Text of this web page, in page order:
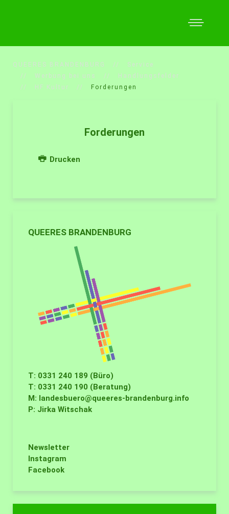
QUEERES BRANDENBURG
Service
Werbung bei uns
Handlungsfelder
HF Kultur
Forderungen
Forderungen
Drucken
QUEERES BRANDENBURG
T: 0331 240 189 (Büro)
T: 0331 240 190 (Beratung)
M: landesbuero@queeres-brandenburg.info
P: Jirka Witschak
Newsletter
Instagram
Facebook